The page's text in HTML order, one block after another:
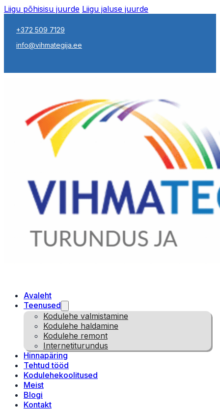
Liigu põhisisu juurde Liigu jaluse juurde
+372 509 7129
info@vihmategija.ee
Avaleht
Teenused
Kodulehe valmistamine
Kodulehe haldamine
Kodulehe remont
Internetiturundus
Hinnapäring
Tehtud tööd
Kodulehekoolitused
Meist
Blogi
Kontakt